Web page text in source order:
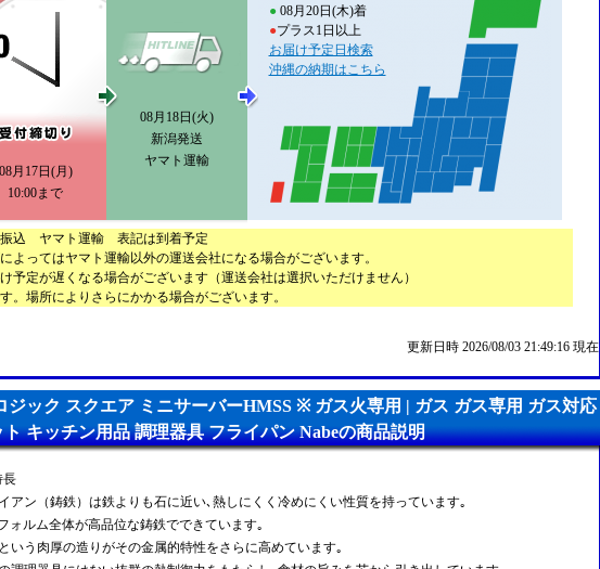
08月17日(月)
10:00まで
08月18日(火)
新潟発送
ヤマト運輸
●08月20日(木)着
●プラス1日以上
お届け予定日検索
沖縄の納期はこちら
振込 ヤマト運輸 表記は到着予定
よってはヤマト運輸以外の運送会社になる場合がございます。
予定が遅くなる場合がございます（運送会社は選択いただけません）
。場所によりさらにかかる場合がございます。
更新日時 2026/08/03 21:49:16 現在
ジック スクエア ミニサーバーHMSS ※ ガス火専用 | ガス ガス専用 ガス対応
キッチン用品 調理器具 フライパン Nabeの商品説明
長
アン（鋳鉄）は鉄よりも石に近い､熱しにくく冷めにくい性質を持っています｡
ォルム全体が高品位な鋳鉄でできています｡
いう肉厚の造りがその金属的特性をさらに高めています｡